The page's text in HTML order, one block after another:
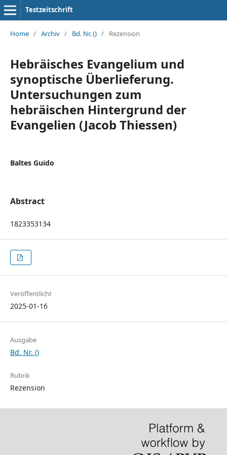
Testzeitschrift
Home / Archiv / Bd. Nr. () / Rezension
Hebräisches Evangelium und
synoptische Überlieferung.
Untersuchungen zum
hebräischen Hintergrund der
Evangelien (Jacob Thiessen)
Baltes Guido
Abstract
1823353134
Veröffentlicht
2025-01-16
Ausgabe
Bd. Nr. ()
Rubrik
Rezension